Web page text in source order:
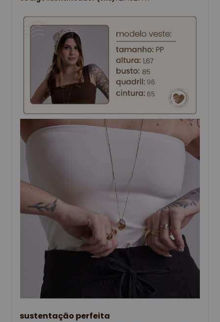
sustentação perfeita